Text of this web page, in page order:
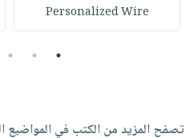
Personalized Wire
1
2
3
تصفح المزيد من الكتب في المواضيع